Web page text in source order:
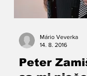
Peter
Mário Veverka
14. 8. 2016